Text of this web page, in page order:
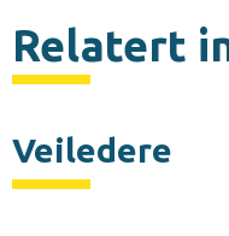
Relatert
Veiledere